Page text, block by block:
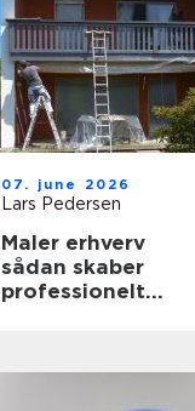
07. june 2026
Lars Pedersen
Maler erhverv
sådan skaber
professionelt